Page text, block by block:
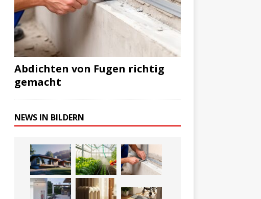
Abdichten von Fugen richtig
gemacht
NEWS IN BILDERN